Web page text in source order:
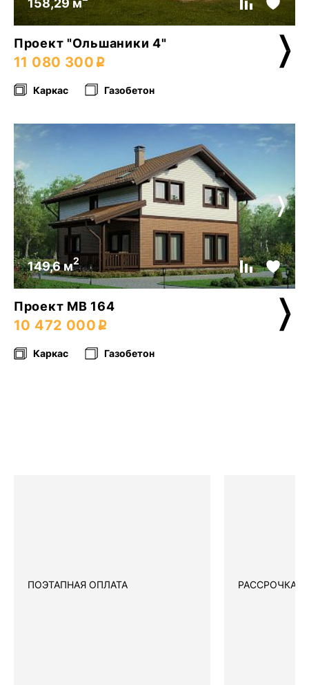
Проект "Ольшаники 4"
11 080 300
Каркас Газобетон
149,6 м2
Проект МВ 164
10 472 000
Каркас Газобетон
ПОЭТАПНАЯ ОПЛАТА РАССРОЧКА